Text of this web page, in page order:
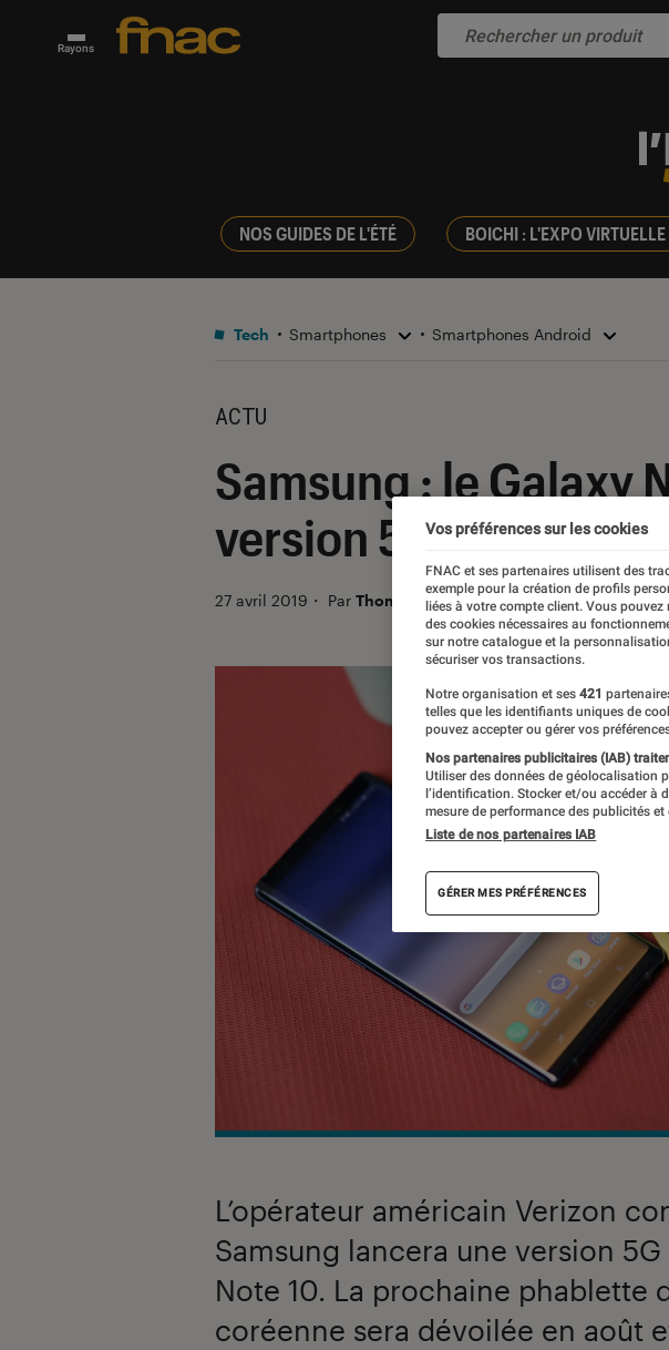
Rayons
NOS GUIDES DE L'ÉTÉ BOICHI : L'EXPO VIRTUELLE
Tech Smartphones Smartphones Android
ACTU
Samsung : le Galaxy
version 5G
27 avril 2019 ・ Par Thomas Estimbre
L’opérateur américain Verizon
Samsung lancera une version
Note 10. La prochaine phablette
coréenne sera dévoilée en août
Vos préférences sur les cookies
FNAC et ses partenaires utilisent des
exemple pour la création de profils
liées à votre compte client. Vous
des cookies nécessaires au
sur notre catalogue et la
sécuriser vos transactions.
Notre organisation et ses 421
telles que les identifiants uniques de
pouvez accepter ou gérer vos
Nos partenaires publicitaires (IAB)
Utiliser des données de géolocalisation
l’identification. Stocker et/ou accéder
mesure de performance des publicités
Liste de nos partenaires IAB
GÉRER MES PRÉFÉRENCES